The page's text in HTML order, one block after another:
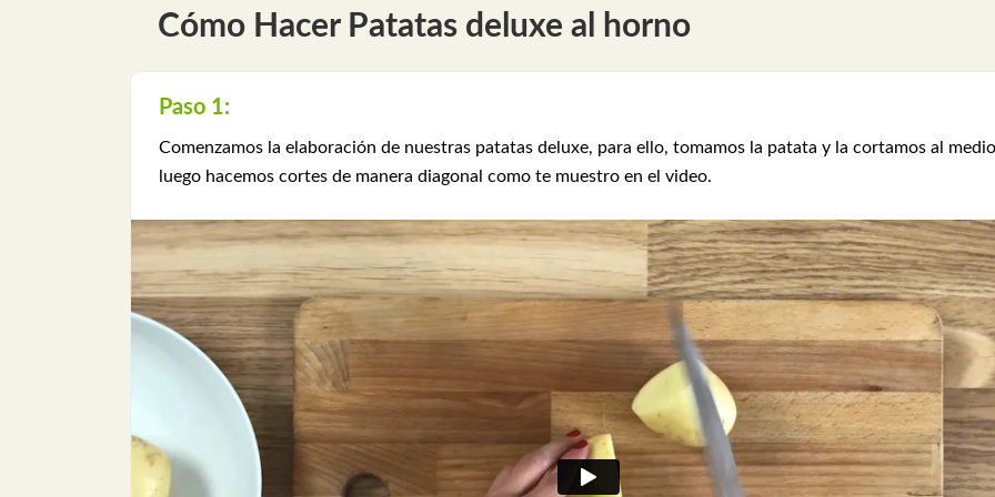
Cómo Hacer Patatas deluxe al horno
Paso 1:
Comenzamos la elaboración de nuestras patatas deluxe, para ello, tomamos la patata y la cortamos al
luego hacemos cortes de manera diagonal como te muestro en el video.